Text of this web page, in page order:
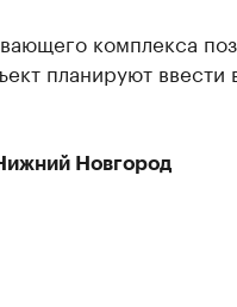
комплекса
планируют ввести
Новгород